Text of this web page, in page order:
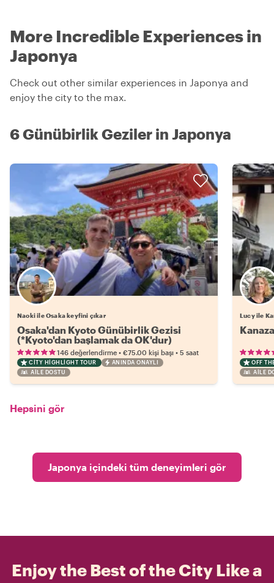
More Incredible Experiences in
Japonya
Check out other similar experiences in Japonya and
enjoy the city to the max.
6 Günübirlik Geziler in Japonya
Naoki ile Osaka keyfini çıkar
Osaka'dan Kyoto Günübirlik Gezisi
(*Kyoto'dan başlamak da OK'dur)
146 değerlendirme • €75.00 kişi başı • 5 saat
CITY HIGHLIGHT TOUR
ANINDA ONAYLI
AILE DOSTU
Lucy ile
OFF
AILE
Hepsini gör
Japonya içindeki tüm deneyimleri gör
Enjoy the Best of the City Like a